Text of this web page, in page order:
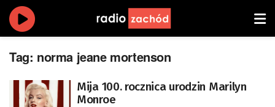
Tag: norma jeane mortenson
Mija 100. rocznica urodzin Marilyn
Monroe